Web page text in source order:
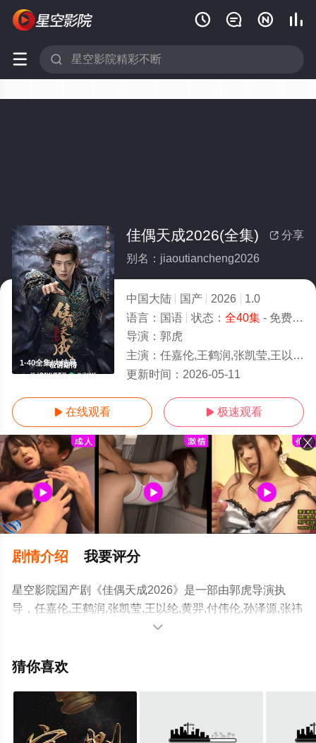
   
 
1-40全集/大结局
 分享
佳偶天成2026(全集)
别名：jiaoutiancheng2026
中国大陆 国产 2026
1.0
语言： 国语 状态： 全40集- 免费在线观看
导演： 郭虎
主演： 任嘉伦,王鹤润,张凯莹,王以纶,黄羿,付伟伦,孙泽源,张祎格,宋文作,刘尚麟,刘学义,郑业成,彭禺厶,
更新时间： 2026-05-11
 在线观看  极速观看
剧情介绍 我要评分
星空影院国产剧《佳偶天成2026》是一部由郭虎导演执
导，任嘉伦,王鹤润,张凯莹,王以纶,黄羿,付伟伦,孙泽源,张祎
格,宋文作,刘尚麟,刘学义,郑业成,彭禺厶,等演员精彩演绎的
免费观看高清无删减完整版电视剧全集就上星空影视，更
了解。

猜你喜欢